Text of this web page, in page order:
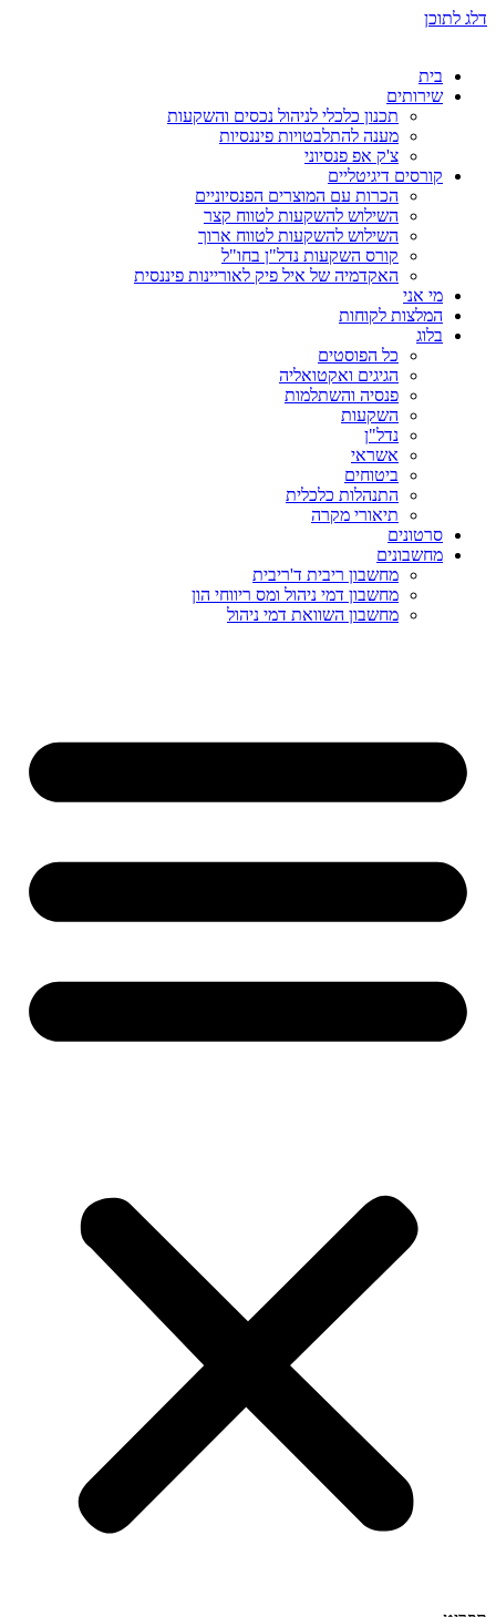
דלג לתוכן
בית
שירותים
תכנון כלכלי לניהול נכסים והשקעות
מענה להתלבטויות פיננסיות
צ'ק אפ פנסיוני
קורסים דיגיטליים
הכרות עם המוצרים הפנסיוניים
השילוש להשקעות לטווח קצר
השילוש להשקעות לטווח ארוך
קורס השקעות נדל"ן בחו"ל
האקדמיה של איל פיק לאוריינות פיננסית
מי אני
המלצות לקוחות
בלוג
כל הפוסטים
הגיגים ואקטואליה
פנסיה והשתלמות
השקעות
נדל"ן
אשראי
ביטוחים
התנהלות כלכלית
תיאורי מקרה
סרטונים
מחשבונים
מחשבון ריבית ד'ריבית
מחשבון דמי ניהול ומס ריווחי הון
מחשבון השוואת דמי ניהול